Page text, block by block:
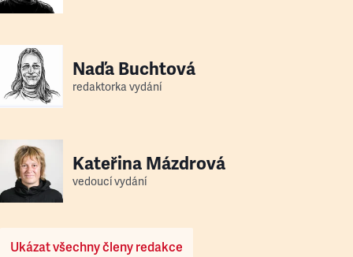
Naďa Buchtová
redaktorka vydání
Kateřina Mázdrová
vedoucí vydání
Ukázat všechny členy redakce